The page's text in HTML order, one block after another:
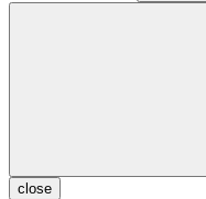
close